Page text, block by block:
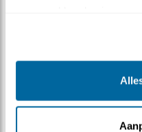
Dieuwertje Smolenaars
5:41 |
Een beetje onverwacht